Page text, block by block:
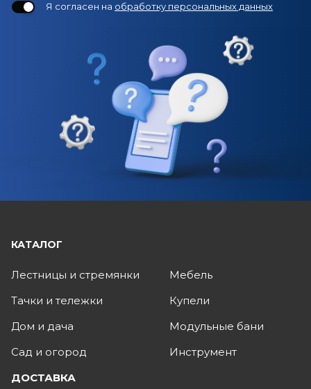
Я согласен на обработку персональных данных
КАТАЛОГ
Лестницы и стремянки
Тачки и тележки
Дом и дача
Сад и огород
Мебель
Купели
Модульные бани
Инструмент
ДОСТАВКА